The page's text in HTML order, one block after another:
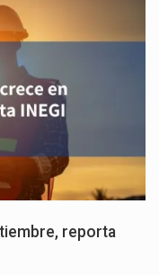
reporta